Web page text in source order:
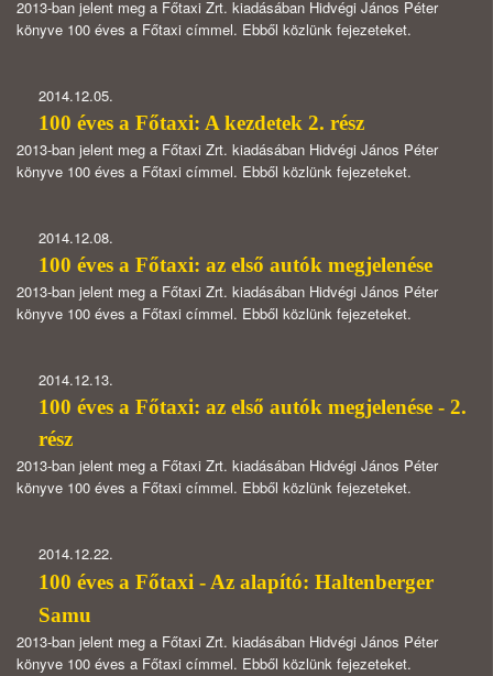
2013-ban jelent meg a Főtaxi Zrt. kiadásában Hidvégi János Péter
könyve 100 éves a Főtaxi címmel. Ebből közlünk fejezeteket.
2014.12.05.
100 éves a Főtaxi: A kezdetek 2. rész
2013-ban jelent meg a Főtaxi Zrt. kiadásában Hidvégi János Péter
könyve 100 éves a Főtaxi címmel. Ebből közlünk fejezeteket.
2014.12.08.
100 éves a Főtaxi: az első autók megjelenése
2013-ban jelent meg a Főtaxi Zrt. kiadásában Hidvégi János Péter
könyve 100 éves a Főtaxi címmel. Ebből közlünk fejezeteket.
2014.12.13.
100 éves a Főtaxi: az első autók megjelenése - 2.
rész
2013-ban jelent meg a Főtaxi Zrt. kiadásában Hidvégi János Péter
könyve 100 éves a Főtaxi címmel. Ebből közlünk fejezeteket.
2014.12.22.
100 éves a Főtaxi - Az alapító: Haltenberger
Samu
2013-ban jelent meg a Főtaxi Zrt. kiadásában Hidvégi János Péter
könyve 100 éves a Főtaxi címmel. Ebből közlünk fejezeteket.